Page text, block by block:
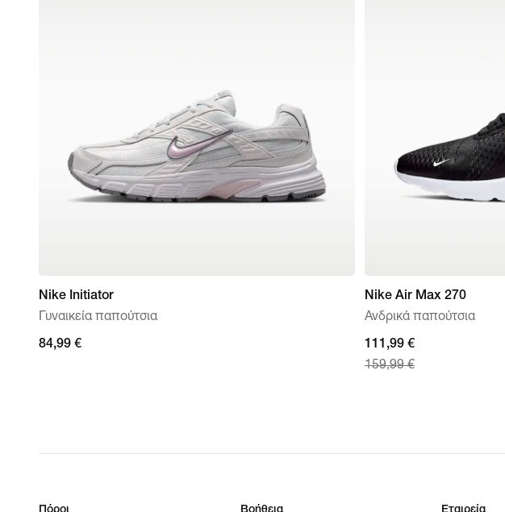
Nike Initiator
Γυναικεία παπούτσια
84,99 €
84,99 €
Nike Air Max 270
Ανδρικά παπούτσια
current
price
159,99 €
111,99 €
159,99 €